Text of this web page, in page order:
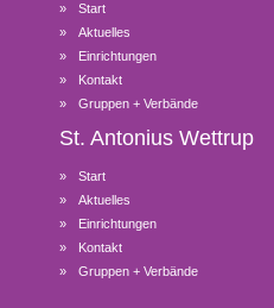
Start
Aktuelles
Einrichtungen
Kontakt
Gruppen + Verbände
St. Antonius Wettrup
Start
Aktuelles
Einrichtungen
Kontakt
Gruppen + Verbände